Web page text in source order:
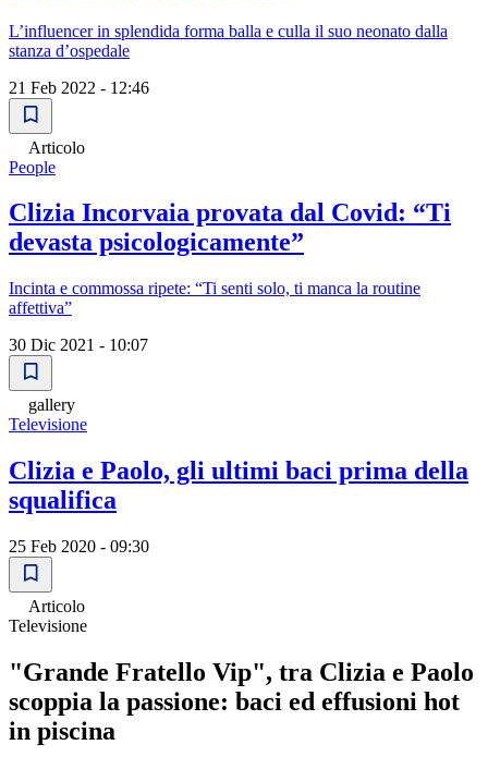
L’influencer in splendida forma balla e culla il suo neonato dalla
stanza d’ospedale
21 Feb 2022 - 12:46
Articolo
People
Clizia Incorvaia provata dal Covid: “Ti
devasta psicologicamente”
Incinta e commossa ripete: “Ti senti solo, ti manca la routine
affettiva”
30 Dic 2021 - 10:07
gallery
Televisione
Clizia e Paolo, gli ultimi baci prima della
squalifica
25 Feb 2020 - 09:30
Articolo
Televisione
"Grande Fratello Vip", tra Clizia e Paolo
scoppia la passione: baci ed effusioni hot
in piscina